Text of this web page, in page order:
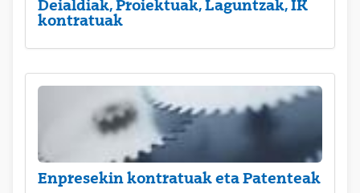
Deialdiak, Proiektuak, Laguntzak, IK
kontratuak
Enpresekin kontratuak eta Patenteak